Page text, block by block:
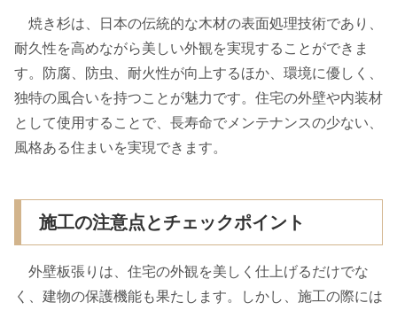
焼き杉は、日本の伝統的な木材の表面処理技術であり、
耐久性を高めながら美しい外観を実現することができま
す。防腐、防虫、耐火性が向上するほか、環境に優しく、
独特の風合いを持つことが魅力です。住宅の外壁や内装材
として使用することで、長寿命でメンテナンスの少ない、
風格ある住まいを実現できます。
施工の注意点とチェックポイント
外壁板張りは、住宅の外観を美しく仕上げるだけでな
く、建物の保護機能も果たします。しかし、施工の際には